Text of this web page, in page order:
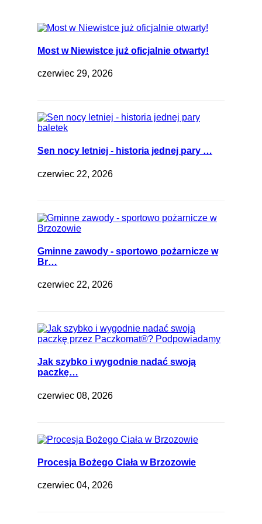
Most w Niewistce już oficjalnie otwarty!
czerwiec 29, 2026
Sen nocy letniej - historia jednej pary …
czerwiec 22, 2026
Gminne zawody - sportowo pożarnicze w
Br…
czerwiec 22, 2026
Jak szybko i wygodnie nadać swoją
paczkę…
czerwiec 08, 2026
Procesja Bożego Ciała w Brzozowie
czerwiec 04, 2026